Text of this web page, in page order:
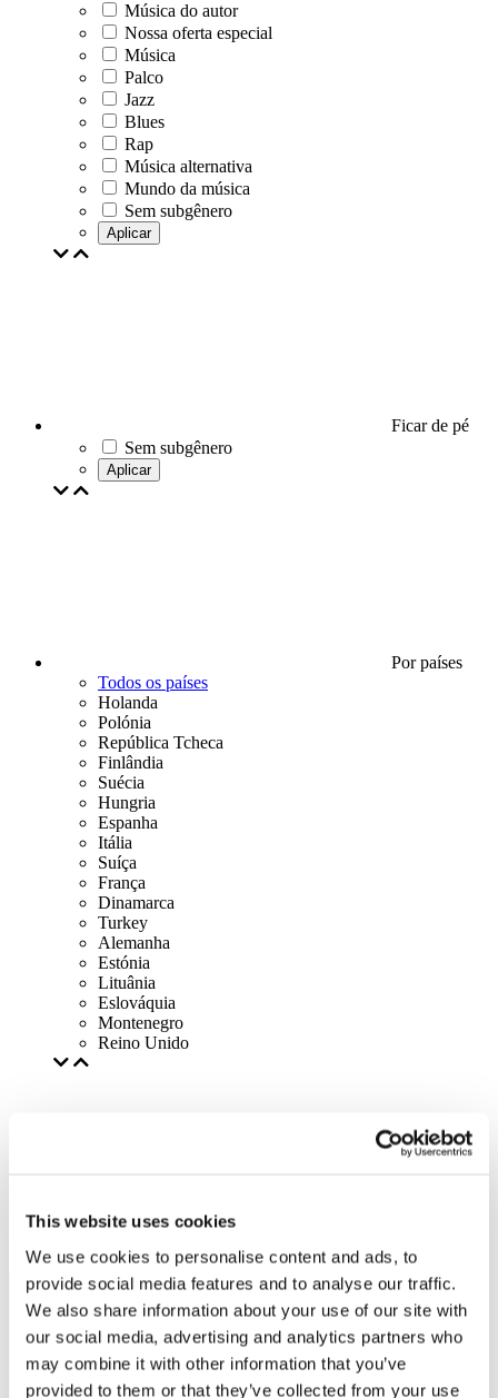
This website uses cookies
We use cookies to personalise content and ads, to
provide social media features and to analyse our traffic.
We also share information about your use of our site with
our social media, advertising and analytics partners who
may combine it with other information that you’ve
provided to them or that they’ve collected from your use
Música do autor
Nossa oferta especial
Música
Palco
Jazz
Blues
Rap
Música alternativa
Mundo da música
Sem subgênero
Aplicar
Ficar de pé
Sem subgênero
Aplicar
Por países
Todos os países
Holanda
Polónia
República Tcheca
Finlândia
Suécia
Hungria
Espanha
Itália
Suíça
França
Dinamarca
Turkey
Alemanha
Estónia
Lituânia
Eslováquia
Montenegro
Reino Unido